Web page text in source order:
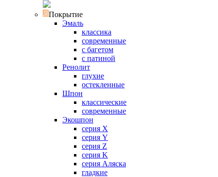
Покрытие
Эмаль
классика
современные
с багетом
с патиной
Ренолит
глухие
остекленные
Шпон
классические
современные
Экошпон
серия X
серия Y
серия Z
серия K
серия Аляска
гладкие